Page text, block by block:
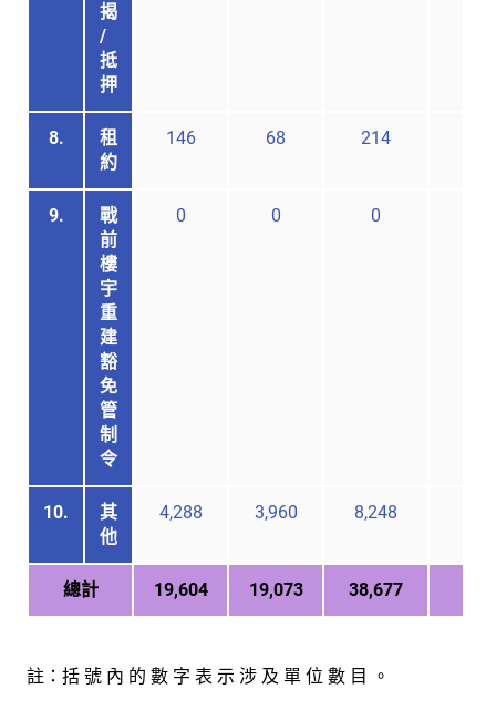
揭
/
抵
押
8.
租
約
146 68 214
9.
戰
前
樓
宇
重
建
豁
免
管
制
令
0 0 0
10.
其
他
4,288 3,960 8,248
總計 19,604 19,073 38,677
註：括 號 內 的 數 字 表 示 涉 及 單 位 數 目 。